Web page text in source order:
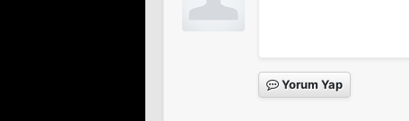
Darağacımı Yükseğe Kur
Yorum Yap